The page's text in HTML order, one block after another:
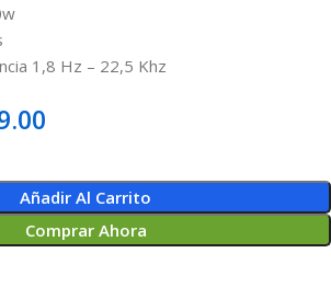
1,8 Hz – 22,5 Khz
Añadir Al Carrito
Comprar Ahora